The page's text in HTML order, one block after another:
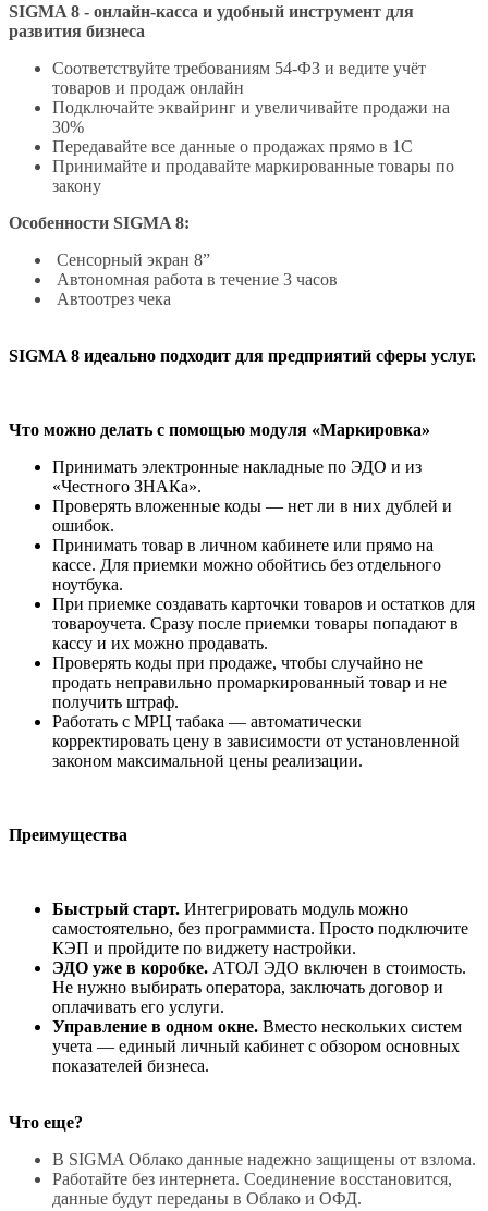
SIGMA 8 - онлайн-касса и удобный инструмент для
развития бизнеса
Соответствуйте требованиям 54-ФЗ и ведите учёт
товаров и продаж онлайн
Подключайте эквайринг и увеличивайте продажи на
30%
Передавайте все данные о продажах прямо в 1С
Принимайте и продавайте маркированные товары по
закону
Особенности SIGMA 8:
Сенсорный экран 8”
Автономная работа в течение 3 часов
Автоотрез чека
SIGMA 8 идеально подходит для предприятий сферы услуг.
Что можно делать с помощью модуля «Маркировка»
Принимать электронные накладные по ЭДО и из
«Честного ЗНАКа».
Проверять вложенные коды — нет ли в них дублей и
ошибок.
Принимать товар в личном кабинете или прямо на
кассе. Для приемки можно обойтись без отдельного
ноутбука.
При приемке создавать карточки товаров и остатков для
товароучета. Сразу после приемки товары попадают в
кассу и их можно продавать.
Проверять коды при продаже, чтобы случайно не
продать неправильно промаркированный товар и не
получить штраф.
Работать с МРЦ табака — автоматически
корректировать цену в зависимости от установленной
законом максимальной цены реализации.
Преимущества
Быстрый старт. Интегрировать модуль можно
самостоятельно, без программиста. Просто подключите
КЭП и пройдите по виджету настройки.
ЭДО уже в коробке. АТОЛ ЭДО включен в стоимость.
Не нужно выбирать оператора, заключать договор и
оплачивать его услуги.
Управление в одном окне. Вместо нескольких систем
учета — единый личный кабинет с обзором основных
показателей бизнеса.
Что еще?
В SIGMA Облако данные надежно защищены от взлома.
Работайте без интернета. Соединение восстановится,
данные будут переданы в Облако и ОФД.